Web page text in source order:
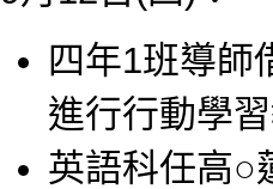
四年1班導師
進行行動學
英語科任高○